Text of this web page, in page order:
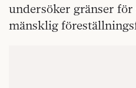
undersöker gränser
mänsklig